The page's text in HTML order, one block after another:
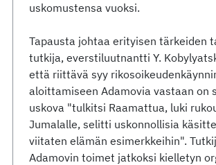
uskomustensa vuoksi.
Tapausta johtaa erityisen tärkeiden
tutkija, everstiluutnantti Y.
että riittävä syy
aloittamiseen Adamovia vastaan on
uskova "tulkitsi Raamattua, luki
Jumalalle, selitti uskonnollisia
viitaten elämän esimerkkeihin".
Adamovin toimet jatkoksi kielletyn